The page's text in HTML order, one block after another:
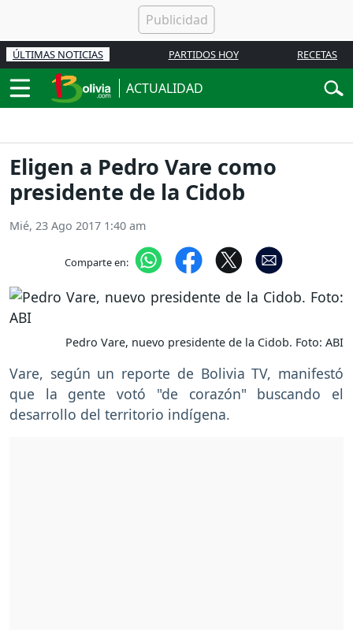
ÚLTIMAS NOTICIAS PARTIDOS HOY RECETAS
ACTUALIDAD
Eligen a Pedro Vare como
presidente de la Cidob
Mié, 23 Ago 2017 1:40 am
Comparte en:
Pedro Vare, nuevo presidente de la Cidob. Foto: ABI
Vare, según un reporte de Bolivia TV, manifestó
que la gente votó "de corazón" buscando el
desarrollo del territorio indígena.